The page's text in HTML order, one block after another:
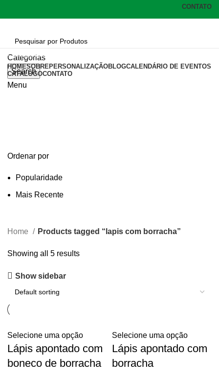
CONTATO
Categorias
Search
Menu
Categorias
HOMESOBREPERSONALIZAÇÃOBLOGCALENDÁRIO DE EVENTOS
CATÁLOGOCONTATO
Ordenar por
Popularidade
Mais Recente
Home Products tagged “lapis com borracha”
Showing all 5 results
Show sidebar
Selecione uma opção
Lápis apontado com
boneco de borracha
Selecione uma opção
Lápis apontado com
borracha